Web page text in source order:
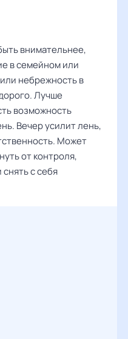
внимательнее,
в семейном или
небрежность в
Лучше
возможность
Вечер усилит лень,
Может
от контроля,
с себя